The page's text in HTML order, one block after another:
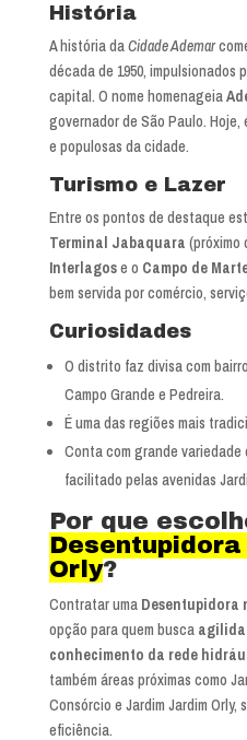
História
A história daCidade Ademar
década de 1950, impulsionados
capital. O nome homenageia
governador de São Paulo. Hoje,
e populosas da cidade.
Turismo e Lazer
Entre os pontos de destaque
Terminal Jabaquara (próximo
Interlagose o Campo de
bem servida por comércio,
Curiosidades
O distrito faz divisa com
Campo Grande e Pedreira.
É uma das regiões mais
Conta com grande variedade
facilitado pelas avenidas
Por que
Orly?
Contratar uma Desentupidora
opção para quem busca
conhecimento da rede
também áreas próximas como
Consórcio e Jardim Jardim Orly,
eficiência.